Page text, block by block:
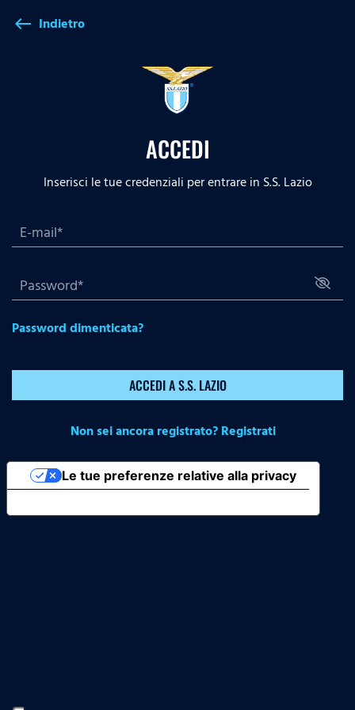
west Indietro
ACCEDI
Inserisci le tue credenziali per entrare in S.S. Lazio
Password dimenticata?
ACCEDI A S.S. LAZIO
Non sei ancora registrato? Registrati
Le tue preferenze relative alla privacy